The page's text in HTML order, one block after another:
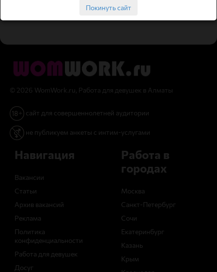
© 2026 WomWork.ru, Работа для девушек в Алматы
сайт для совершеннолетней аудитории
не публикуем анкеты с интим-услугами
Навигация
Вакансии
Статьи
Архив вакансий
Реклама
Политика
конфиденциальности
Работа для девушек
Досуг
Работа в
городах
Москва
Санкт-Петербург
Сочи
Екатеринбург
Казань
Крым
Покинуть сайт